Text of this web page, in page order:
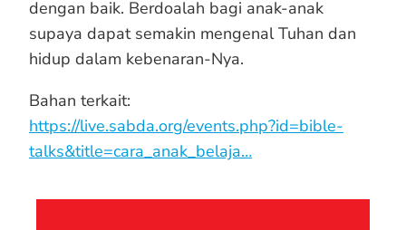
dengan baik. Berdoalah bagi anak-anak
supaya dapat semakin mengenal Tuhan dan
hidup dalam kebenaran-Nya.
Bahan terkait:
https://live.sabda.org/events.php?id=bible-
talks&title=cara_anak_belaja…